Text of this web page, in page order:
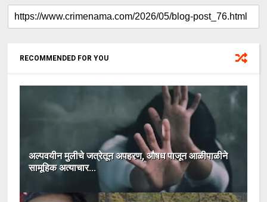
RECOMMENDED FOR YOU
अल्पवयीन मुलीचे जत्रेतून अपहरण, औषध पाजून आळीपाळीने
सामूहिक अत्याचार...